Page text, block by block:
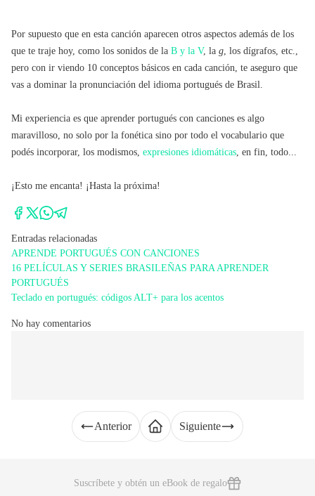
Por supuesto que en esta canción aparecen otros aspectos además de los
que te traje hoy, como los sonidos de la B y la V, la g, los dígrafos, etc.,
pero con ir viendo 10 conceptos básicos en cada canción, te aseguro que
vas a dominar la pronunciación del idioma portugués de Brasil.
Mi experiencia es que aprender portugués con canciones es algo
maravilloso, no solo por la fonética sino por todo el vocabulario que
podés incorporar, los modismos, expresiones idiomáticas, en fin, todo...
¡Esto me encanta! ¡Hasta la próxima!
Entradas relacionadas
APRENDE PORTUGUÉS CON CANCIONES
16 PELÍCULAS Y SERIES BRASILEÑAS PARA APRENDER
PORTUGUÉS
Teclado en portugués: códigos ALT+ para los acentos
No hay comentarios
Anterior Siguiente
Suscríbete y obtén un eBook de regalo